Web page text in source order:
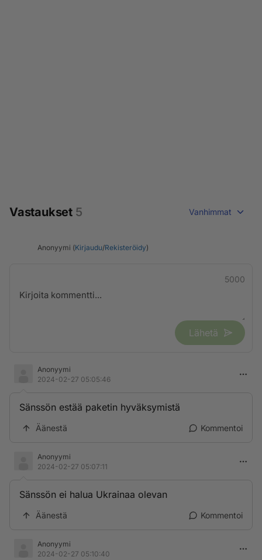
Vastaukset 5 Vanhimmat
Anonyymi (Kirjaudu/Rekisteröidy)
5000
Lähetä
Anonyymi
2024-02-27 05:05:46
Sänssön estää paketin hyväksymistä
Äänestä Kommentoi
Anonyymi
2024-02-27 05:07:11
Sänssön ei halua Ukrainaa olevan
Äänestä Kommentoi
Anonyymi
2024-02-27 05:10:40